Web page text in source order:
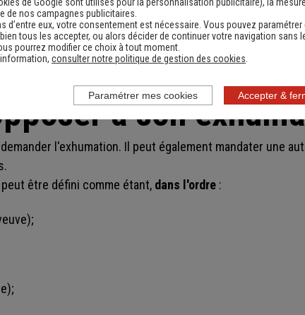
une
à son
l'exhumation. Il peut également mandater une
être défini comme étant, dans l'ordre :
de nos campagnes publicitaires.
d’entre eux, votre consentement est nécessaire. Vous pouvez paramétrer
tous les accepter, ou alors décider de continuer votre navigation sans
pourrez modifier ce choix à tout moment.
consulter notre politique de gestion des cookies
Accepter &
Paramétrer mes cookies